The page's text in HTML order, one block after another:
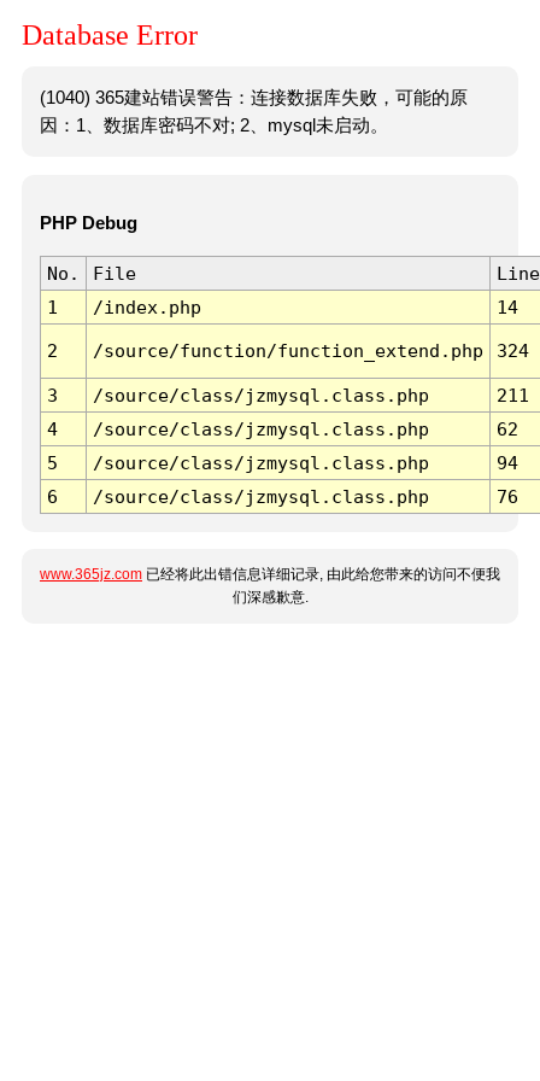
Database Error
(1040) 365建站错误警告：连接数据库失败，可能的原
因：1、数据库密码不对; 2、mysql未启动。
PHP Debug
No. File
Line
1
/index.php 14
2 /source/function/function_extend.php 324
3 /source/class/jzmysql.class.php
211
4
/source/class/jzmysql.class.php
62
5
/source/class/jzmysql.class.php
94
6
/source/class/jzmysql.class.php 76
www.365jz.com 已经将此出错信息详细记录, 由此给您带来的访问不便我
们深感歉意.